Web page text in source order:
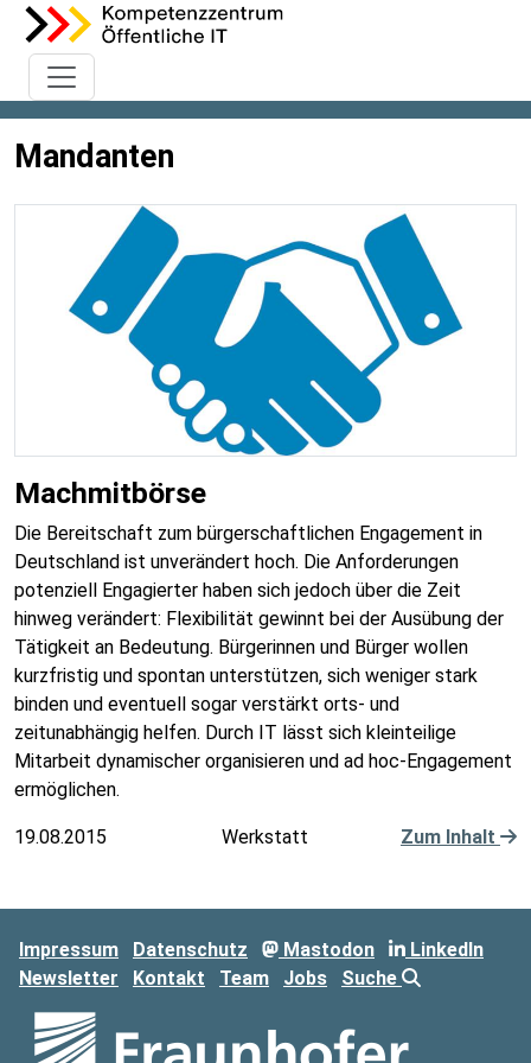
Mandanten
Machmitbörse
Die Bereitschaft zum bürgerschaftlichen Engagement in
Deutschland ist unverändert hoch. Die Anforderungen
potenziell Engagierter haben sich jedoch über die Zeit
hinweg verändert: Flexibilität gewinnt bei der Ausübung der
Tätigkeit an Bedeutung. Bürgerinnen und Bürger wollen
kurzfristig und spontan unterstützen, sich weniger stark
binden und eventuell sogar verstärkt orts- und
zeitunabhängig helfen. Durch IT lässt sich kleinteilige
Mitarbeit dynamischer organisieren und ad hoc-Engagement
ermöglichen.
19.08.2015 Werkstatt Zum Inhalt
Impressum Datenschutz Mastodon
LinkedIn
Newsletter
Kontakt Team Jobs Suche